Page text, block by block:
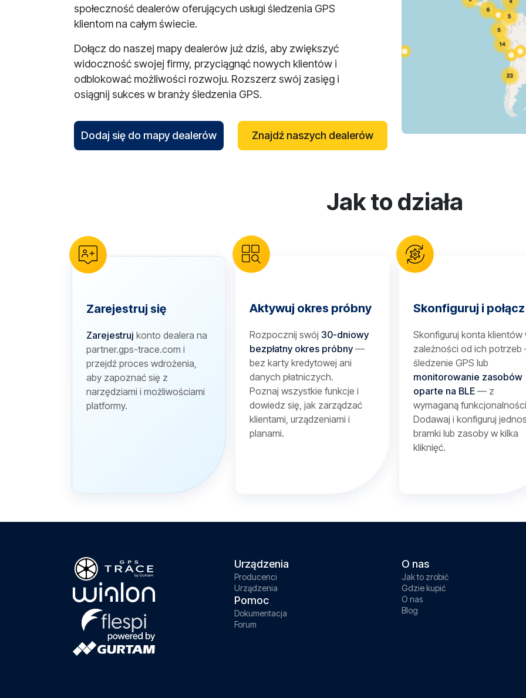
społeczność dealerów oferujących usługi śledzenia GPS
klientom na całym świecie.
Dołącz do naszej mapy dealerów już dziś, aby zwiększyć
widoczność swojej firmy, przyciągnąć nowych klientów i
odblokować możliwości rozwoju. Rozszerz swój zasięg i
osiągnij sukces w branży śledzenia GPS.
Dodaj się do mapy dealerów Znajdź naszych dealerów
Jak to działa
Zarejestruj się
Zarejestruj konto dealera na
partner.gps-trace.com i
przejdź proces wdrożenia,
aby zapoznać się z
narzędziami i możliwościami
platformy.
Aktywuj okres próbny
Rozpocznij swój 30-dniowy
bezpłatny okres próbny—
bez karty kredytowej ani
danych płatniczych.
Poznaj wszystkie funkcje i
dowiedz się, jak zarządzać
klientami, urządzeniami i
planami.
Skonfiguruj i połącz
Skonfiguruj konta klientów
zależności od ich
śledzenie GPS lub
monitorowanie zasobów
oparte na BLE — z
wymaganą
Dodawaj i konfiguruj
bramki lub zasoby w kilka
kliknięć.
Urządzenia
Producenci
Urządzenia
Pomoc
Dokumentacja
Forum
O nas
Jak to zrobić
Gdzie kupić
O nas
Blog